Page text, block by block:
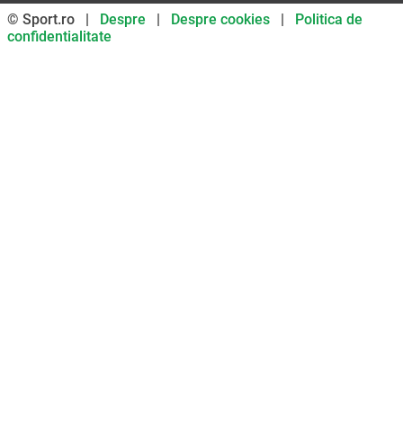
© Sport.ro | Despre Despre cookies
Politica de
confidentialitate